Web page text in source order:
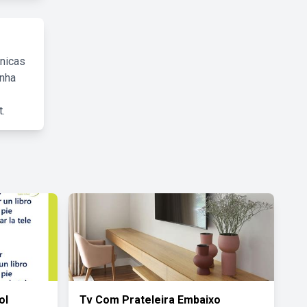
Tv Com Prateleira Embaixo